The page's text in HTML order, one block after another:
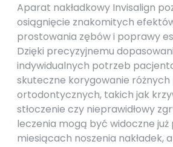
Aparat nakładkowy Invisalign
osiągnięcie znakomitych
prostowania zębów i poprawy
Dzięki precyzyjnemu
indywidualnych potrzeb
skuteczne korygowanie
ortodontycznych, takich jak
stłoczenie czy nieprawidłowy
leczenia mogą być widoczne już
miesiącach noszenia nakładek,